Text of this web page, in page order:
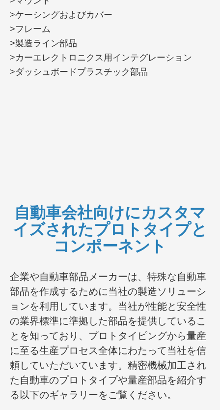
>ケーシングおよびカバー
>フレーム
>製造ライン部品
>カーエレクトロニクス用インテグレーション
>ダッシュボードプラスチック部品
自動車会社向けにカスタマ
イズされたプロトタイプと
コンポーネント
企業や自動車部品メーカーは、特殊な自動車
部品を作成するために当社の製造ソリューシ
ョンを利用しています。当社が性能と安全性
の業界標準に準拠した部品を提供しているこ
とを知っており、プロトタイピングから量産
に至る生産プロセス全体にわたって当社を信
頼していただいています。精密機械加工され
た自動車のプロトタイプや量産部品を紹介す
る以下のギャラリーをご覧ください。